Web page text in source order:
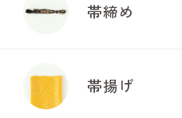
帯締め
帯揚げ